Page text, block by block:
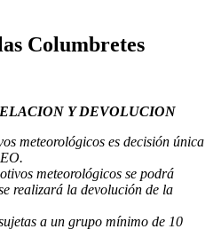
Columbretes
Y DEVOLUCION
meteorológicos es decisión única
meteorológicos se podrá
realizará la devolución de la
a un grupo mínimo de 10